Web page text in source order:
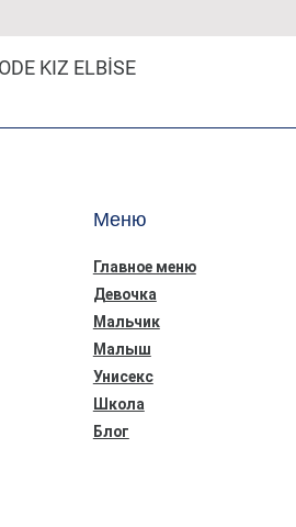
KIZ ELBİSE
Меню
Главное меню
Девочка
Мальчик
Малыш
Унисекс
Школа
Блог